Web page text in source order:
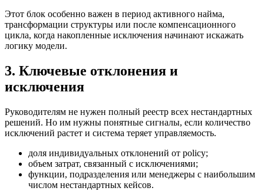
Этот блок особенно важен в период активного найма,
трансформации структуры или после компенсационного
цикла, когда накопленные исключения начинают искажать
логику модели.
3. Ключевые отклонения и
исключения
Руководителям не нужен полный реестр всех нестандартных
решений. Но им нужны понятные сигналы, если количество
исключений растет и система теряет управляемость.
доля индивидуальных отклонений от policy;
объем затрат, связанный с исключениями;
функции, подразделения или менеджеры с наибольшим
числом нестандартных кейсов.